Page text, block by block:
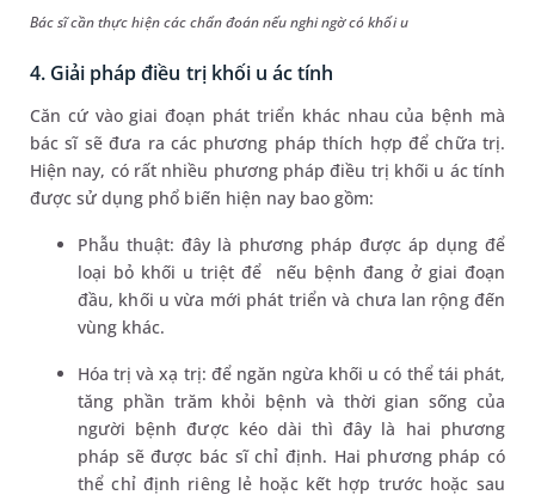
Bác sĩ cần thực hiện các chẩn đoán nếu nghi ngờ có khối u
4. Giải pháp điều trị khối u ác tính
Căn cứ vào giai đoạn phát triển khác nhau của bệnh mà
bác sĩ sẽ đưa ra các phương pháp thích hợp để chữa trị.
Hiện nay, có rất nhiều phương pháp điều trị khối u ác tính
được sử dụng phổ biến hiện nay bao gồm:
Phẫu thuật: đây là phương pháp được áp dụng để
loại bỏ khối u triệt để nếu bệnh đang ở giai đoạn
đầu, khối u vừa mới phát triển và chưa lan rộng đến
vùng khác.
Hóa trị và xạ trị: để ngăn ngừa khối u có thể tái phát,
tăng phần trăm khỏi bệnh và thời gian sống của
người bệnh được kéo dài thì đây là hai phương
pháp sẽ được bác sĩ chỉ định. Hai phương pháp có
thể chỉ định riêng lẻ hoặc kết hợp trước hoặc sau